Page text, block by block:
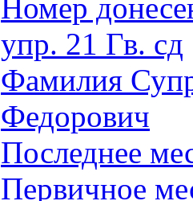
Номер
упр. 21 Гв. сд
Фамилия
Федорович
Последнее
Первичное